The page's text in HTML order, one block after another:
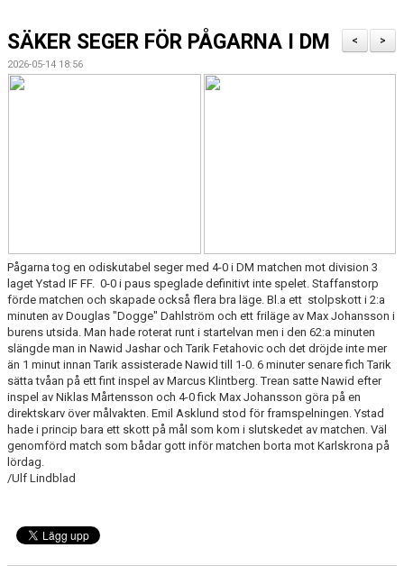
BILDGALLERI
>
<
SÄKER SEGER FÖR PÅGARNA I DM
2026-05-14 18:56
Pågarna tog en odiskutabel seger med 4-0 i DM matchen mot division 3
laget Ystad IF FF. 0-0 i paus speglade definitivt inte spelet. Staffanstorp
förde matchen och skapade också flera bra läge. Bl.a ett stolpskott i 2:a
minuten av Douglas "Dogge" Dahlström och ett friläge av Max Johansson i
burens utsida. Man hade roterat runt i startelvan men i den 62:a minuten
slängde man in Nawid Jashar och Tarik Fetahovic och det dröjde inte mer
än 1 minut innan Tarik assisterade Nawid till 1-0. 6 minuter senare fich Tarik
sätta tvåan på ett fint inspel av Marcus Klintberg. Trean satte Nawid efter
inspel av Niklas Mårtensson och 4-0 fick Max Johansson göra på en
direktskarv över målvakten. Emil Asklund stod för framspelningen. Ystad
hade i princip bara ett skott på mål som kom i slutskedet av matchen. Väl
genomförd match som bådar gott inför matchen borta mot Karlskrona på
lördag.
/Ulf Lindblad